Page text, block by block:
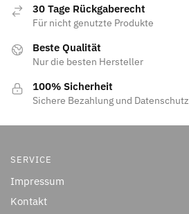
30 Tage Rückgaberecht
Für nicht genutzte Produkte
Beste Qualität
Nur die besten Hersteller
100% Sicherheit
Sichere Bezahlung und Datenschutz
SERVICE
Impressum
Kontakt